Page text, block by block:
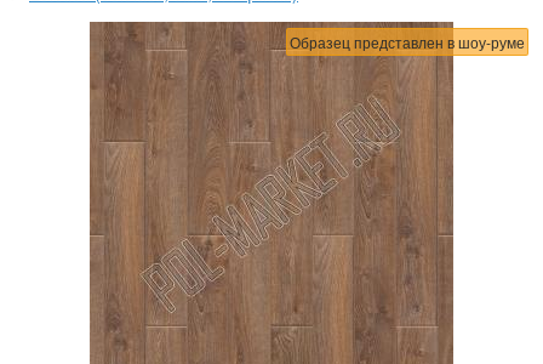
Образец представлен в шоу-руме